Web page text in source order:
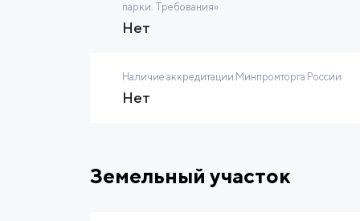
парки. Требования»
Нет
Наличие аккредитации Минпромторга России
Нет
Земельный участок